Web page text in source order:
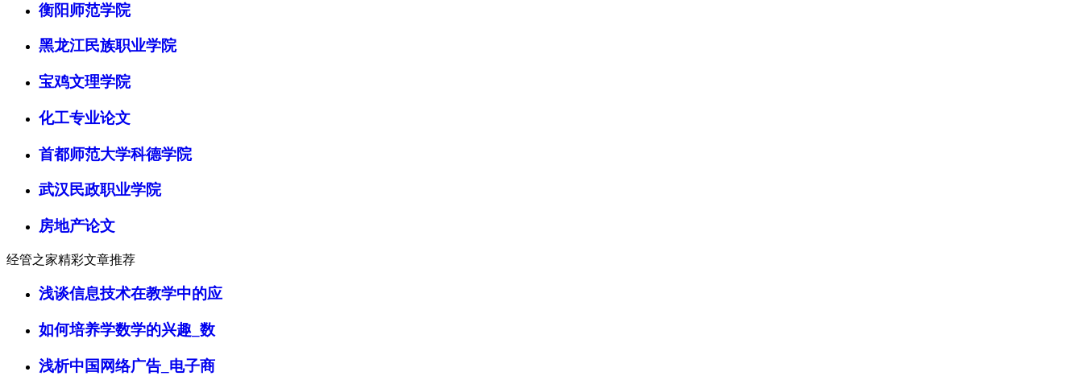
衡阳师范学院
黑龙江民族职业学院
宝鸡文理学院
化工专业论文
首都师范大学科德学院
武汉民政职业学院
房地产论文
经管之家精彩文章推荐
浅谈信息技术在教学中的应
如何培养学数学的兴趣_数
浅析中国网络广告_电子商